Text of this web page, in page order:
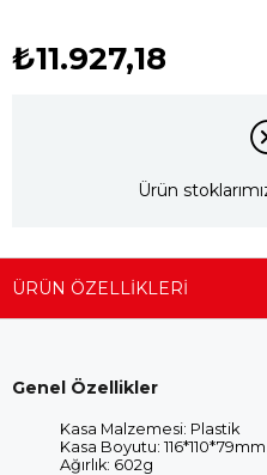
₺11.927,18
Ürün
ÜRÜN ÖZELLIKLERI
Genel Özellikler
Kasa Malzemesi: Plastik
Kasa Boyutu: 116*110*79mm
Ağırlık: 602g